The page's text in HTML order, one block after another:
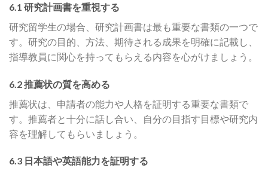
6.1 研究計画書を重視する
研究留学生の場合、研究計画書は最も重要な書類の一つで
す。研究の目的、方法、期待される成果を明確に記載し、
指導教員に関心を持ってもらえる内容を心がけましょう。
6.2 推薦状の質を高める
推薦状は、申請者の能力や人格を証明する重要な書類で
す。推薦者と十分に話し合い、自分の目指す目標や研究内
容を理解してもらいましょう。
6.3 日本語や英語能力を証明する